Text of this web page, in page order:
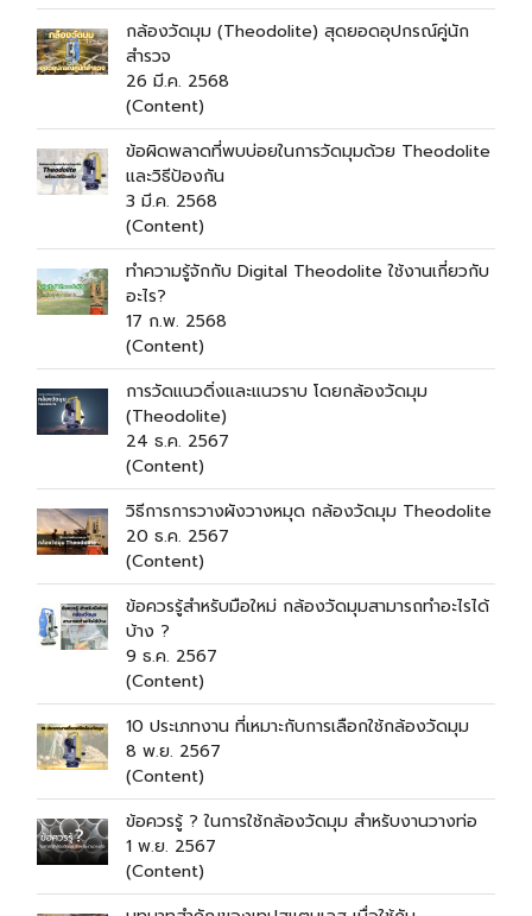
กล้องวัดมุม (Theodolite) สุดยอดอุปกรณ์คู่นัก
สำรวจ
26 มี.ค. 2568
(Content)
ข้อผิดพลาดที่พบบ่อยในการวัดมุมด้วย Theodolite
และวิธีป้องกัน
3 มี.ค. 2568
(Content)
ทำความรู้จักกับ Digital Theodolite ใช้งานเกี่ยวกับ
อะไร?
17 ก.พ. 2568
(Content)
การวัดแนวดิ่งและแนวราบ โดยกล้องวัดมุม
(Theodolite)
24 ธ.ค. 2567
(Content)
วิธีการการวางผังวางหมุด กล้องวัดมุม Theodolite
20 ธ.ค. 2567
(Content)
ข้อควรรู้สำหรับมือใหม่ กล้องวัดมุมสามารถทำอะไรได้
บ้าง ?
9 ธ.ค. 2567
(Content)
10 ประเภทงาน ที่เหมาะกับการเลือกใช้กล้องวัดมุม
8 พ.ย. 2567
(Content)
ข้อควรรู้ ? ในการใช้กล้องวัดมุม สำหรับงานวางท่อ
1 พ.ย. 2567
(Content)